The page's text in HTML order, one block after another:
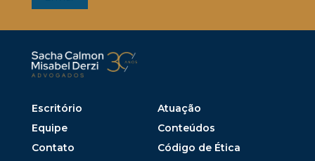
Escritório
Atuação
Equipe
Conteúdos
Contato
Código de Ética